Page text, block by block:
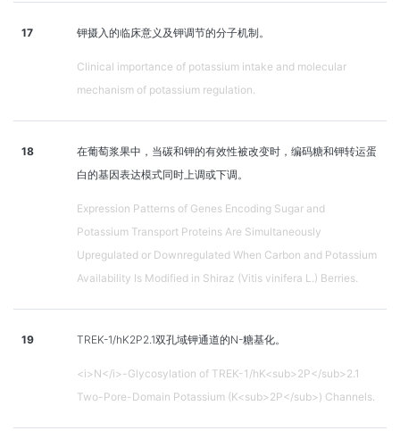
17 钾摄入的临床意义及钾调节的分子机制。
Clinical importance of potassium intake and molecular
mechanism of potassium regulation.
18
在葡萄浆果中，当碳和钾的有效性被改变时，编码糖和钾转运蛋
白的基因表达模式同时上调或下调。
Expression Patterns of Genes Encoding Sugar and
Potassium Transport Proteins Are Simultaneously
Upregulated or Downregulated When Carbon and Potassium
Availability Is Modified in Shiraz (Vitis vinifera L.) Berries.
19 TREK-1/hK2P2.1双孔域钾通道的N-糖基化。
<i>N</i>-Glycosylation of TREK-1/hK<sub>2P</sub>2.1
Two-Pore-Domain Potassium (K<sub>2P</sub>) Channels.